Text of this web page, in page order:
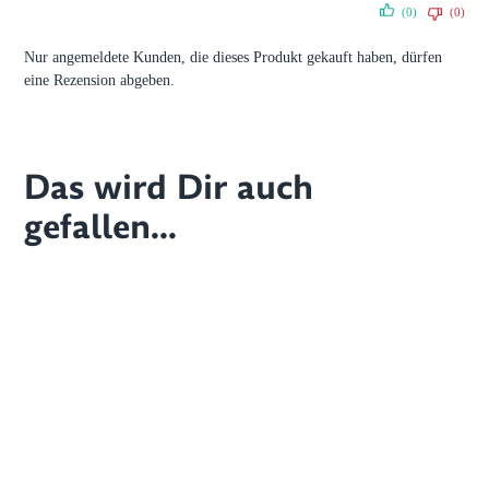
(0) (0)
Nur angemeldete Kunden, die dieses Produkt gekauft haben, dürfen
eine Rezension abgeben.
Das wird Dir auch
gefallen...